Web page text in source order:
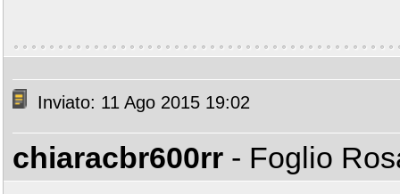
Inviato: 11 Ago 2015 19:02
chiaracbr600rr - Foglio